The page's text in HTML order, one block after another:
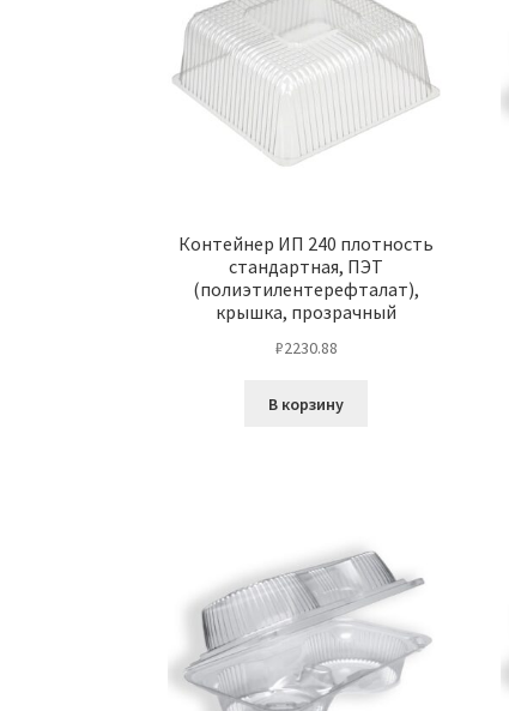
Контейнер ИП 240 плотность
стандартная, ПЭТ
(полиэтилентерефталат),
крышка, прозрачный
₽2230.88
В корзину